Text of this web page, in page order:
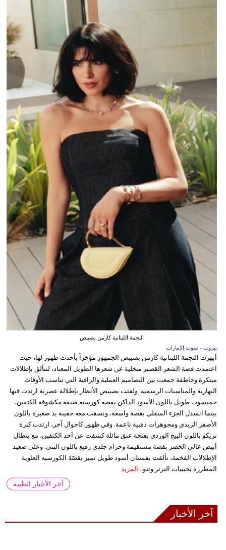
النجمة اللبنانية كارمن بصيبص
بيروت - صوت الإمارات
أبهرت النجمة اللبنانية كارمن بصيبص الجمهور مؤخراً بأحدث ظهور لها، حيث
اعتمدت قصة الشعر القصير متخلية عن شعرها الطويل المعتاد، لتتألق بإطلالات
مبتكرة وخاطفة جمعت بين التصاميم العملية والراقية التي تناسب الأوقات
النهارية والمناسبات الرسمية. ولفتت بصيبص الأنظار بإطلالة عصرية ارتدت فيها
جمبسوت طويل باللون الأسود الداكن بقصة كورسيه ضيقة مكشوفة الكتفين،
بينما انسدل الجزء السفلي بقصة واسعة، ونسقت معه حقيبة يد صغيرة باللون
الأصفر الزبدي ومجوهرات ذهبية ناعمة. وفي ظهور كاجوال آخر، ارتدت كنزة
تريكو باللون البيج الوردي بفتحة عنق مائلة كشفت عن أحد الكتفين، مع بنطال
أبيض عالي الخصر بقصة مستقيمة وحزام جلدي رفيع باللون البني. وعلى صعيد
الإطلالات الفخمة، تألقت بفستان أسود طويل تميز بقصّة الكورسيه العلوية
المطرزة بحبيبات الترتر وتنو... المزيد
آخر الأخبار الطبية
آخر الأخبار